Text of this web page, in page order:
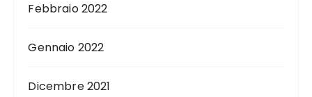
Febbraio 2022
Gennaio 2022
Dicembre 2021